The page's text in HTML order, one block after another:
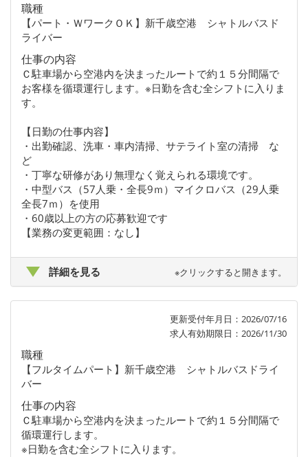
職種
【パート・ＷワークＯＫ】新千歳空港 シャトルバスド
ライバー
仕事の内容
Ｃ駐車場から空港内を決まったルートで約１５分間隔で
お客様を循環運行します。※日勤を含む全シフトに入りま
す。
【日勤の仕事内容】
・出勤確認、洗車・車内清掃、サテライト室の清掃 な
ど
・丁寧な研修があり無理なく覚えられる環境です。
・中型バス（57人乗・全長9ｍ）マイクロバス（29人乗
全長7ｍ）を使用
・60歳以上の方の応募歓迎です
【業務の変更範囲：なし】
詳細を見る ※クリックすると開きます。
更新受付年月日：2026/07/16
求人有効期限日：2026/11/30
職種
【フルタイムパート】新千歳空港 シャトルバスドライ
バー
仕事の内容
Ｃ駐車場から空港内を決まったルートで約１５分間隔で
循環運行します。
※日勤を含む全シフトに入ります。